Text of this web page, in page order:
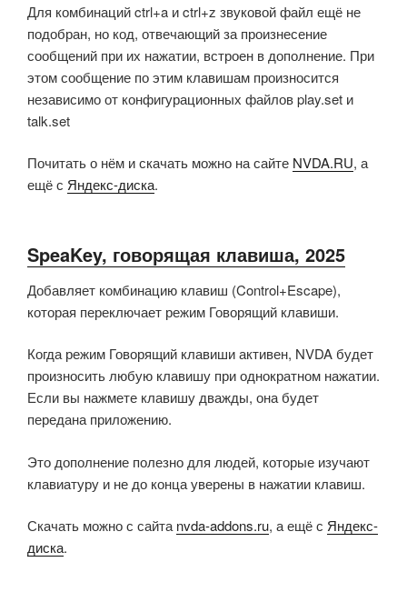
Для комбинаций ctrl+a и ctrl+z звуковой файл ещё не
подобран, но код, отвечающий за произнесение
сообщений при их нажатии, встроен в дополнение. При
этом сообщение по этим клавишам произносится
независимо от конфигурационных файлов play.set и
talk.set
Почитать о нём и скачать можно на сайте NVDA.RU, а
ещё с Яндекс-диска.
SpeaKey, говорящая клавиша, 2025
Добавляет комбинацию клавиш (Control+Escape),
которая переключает режим Говорящий клавиши.
Когда режим Говорящий клавиши активен, NVDA будет
произносить любую клавишу при однократном нажатии.
Если вы нажмете клавишу дважды, она будет
передана приложению.
Это дополнение полезно для людей, которые изучают
клавиатуру и не до конца уверены в нажатии клавиш.
Скачать можно с сайтаnvda-addons.ru, а ещё с Яндекс-
диска.